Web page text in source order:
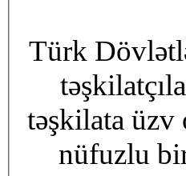
Türk
təşkilata üzv
nüfuzlu